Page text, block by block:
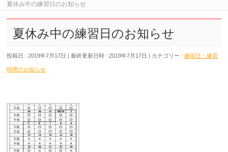
夏休み中の練習日のお知らせ
夏休み中の練習日のお知らせ
投稿日 : 2019年7月17日 最終更新日時 : 2019年7月17日 カテゴリー :練習日・練習
時間のお知らせ